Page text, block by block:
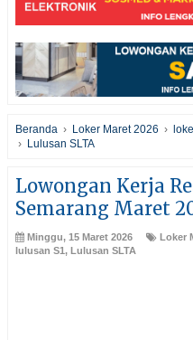
Beranda › Loker Maret 2026 ›
› Lulusan SLTA
Lowongan Kerja
Semarang Maret
Minggu, 15 Maret 2026 Loker
lulusan S1, Lulusan SLTA